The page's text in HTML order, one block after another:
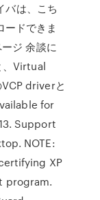
は、こち
ードできま
ジ 余談に
、Virtual
driverと
for
Support
NOTE:
XP
program.